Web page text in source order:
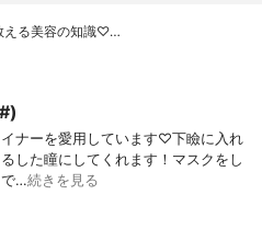
える美容の知識♡…
ナーを愛用しています♡下瞼に入れ
した瞳にしてくれます！マスクをし
で…続きを見る